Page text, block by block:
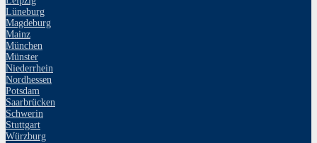
Lüneburg
Magdeburg
Mainz
München
Münster
Niederrhein
Nordhessen
Potsdam
Saarbrücken
Schwerin
Stuttgart
Würzburg